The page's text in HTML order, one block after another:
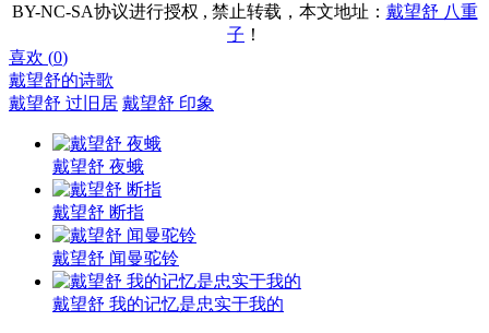
BY-NC-SA协议进行授权 , 禁止转载，本文地址： 戴望舒 八重
子 ！
喜欢 (0)
戴望舒的诗歌
戴望舒 过旧居 戴望舒 印象
戴望舒 夜蛾
戴望舒 断指
戴望舒 闻曼驼铃
戴望舒 我的记忆是忠实于我的